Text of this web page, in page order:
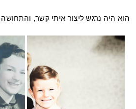
הוא היה נרגש ליצור איתי קשר,